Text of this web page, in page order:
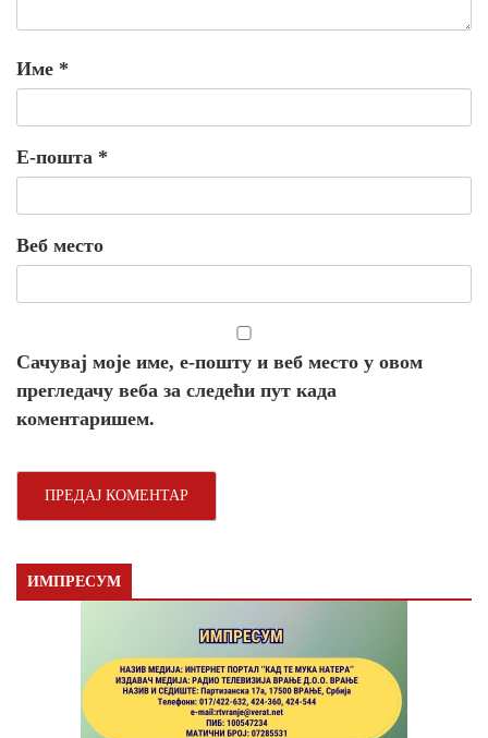
Име *
Е-пошта *
Веб место
Сачувај моје име, е-пошту и веб место у овом
прегледачу веба за следећи пут када
коментаришем.
ИМПРЕСУМ